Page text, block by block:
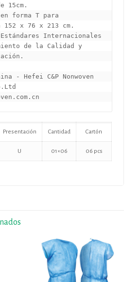
15cm.
en forma T para
x 76 x 213 cm.
Estándares Internacionales
de la Calidad y
- Hefei C&P Nonwoven
Presentación Cantidad Cartón
U 01×06 06 pcs